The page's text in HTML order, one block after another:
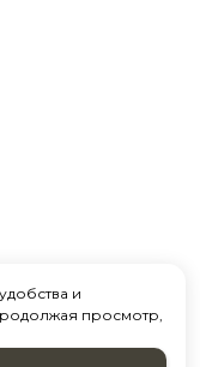
и
просмотр,